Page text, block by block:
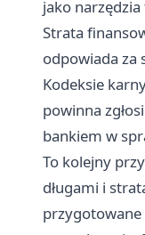
jako
Strata
odpowiada za
Kodeksie
powinna
bankiem w
To kolejny
długami i
przygotowane